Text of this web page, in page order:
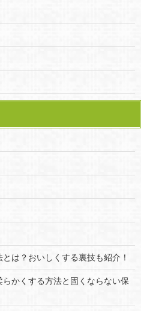
は？おいしくする裏技も紹介！
かくする方法と固くならない保